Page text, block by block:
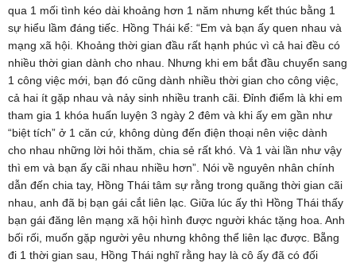
qua 1 mối tình kéo dài khoảng hơn 1 năm nhưng kết thúc bằng 1
sự hiểu lầm đáng tiếc. Hồng Thái kể: “Em và bạn ấy quen nhau và
mạng xã hội. Khoảng thời gian đầu rất hạnh phúc vì cả hai đều có
nhiều thời gian dành cho nhau. Nhưng khi em bắt đầu chuyển sang
1 công việc mới, bạn đó cũng dành nhiều thời gian cho công việc,
cả hai ít gặp nhau và nảy sinh nhiều tranh cãi. Đỉnh điểm là khi em
tham gia 1 khóa huấn luyện 3 ngày 2 đêm và khi ấy em gần như
“biệt tích” ở 1 căn cứ, không dùng đến điện thoại nên việc dành
cho nhau những lời hỏi thăm, chia sẻ rất khó. Và 1 vài lần như vậy
thì em và bạn ấy cãi nhau nhiều hơn”. Nói về nguyên nhân chính
dẫn đến chia tay, Hồng Thái tâm sự rằng trong quãng thời gian cãi
nhau, anh đã bị bạn gái cắt liên lạc. Giữa lúc ấy thì Hồng Thái thấy
bạn gái đăng lên mạng xã hội hình được người khác tặng hoa. Anh
bối rối, muốn gặp người yêu nhưng không thể liên lạc được. Bẵng
đi 1 thời gian sau, Hồng Thái nghĩ rằng hay là cô ấy đã có đối